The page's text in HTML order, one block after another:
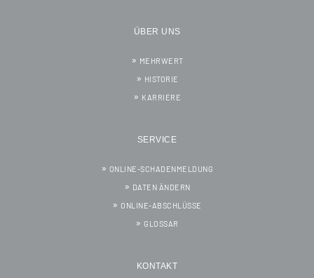
ÜBER UNS
MEHRWERT
HISTORIE
KARRIERE
SERVICE
ONLINE-SCHADENMELDUNG
DATEN ÄNDERN
ONLINE-ABSCHLÜSSE
GLOSSAR
KONTAKT